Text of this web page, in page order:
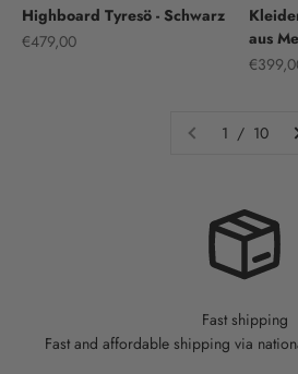
Highboard Tyresö - Schwarz
Sale price
€479,00
aus
Sale
1 / 10
Fast shipping
Fast and affordable shipping via